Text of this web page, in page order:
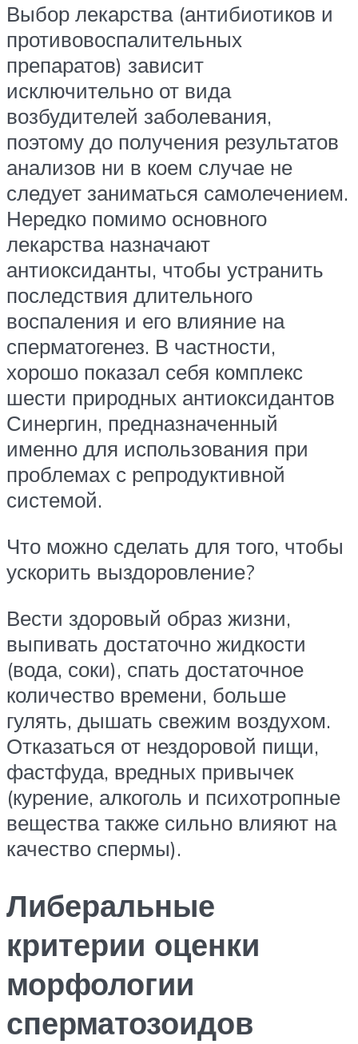
Выбор лекарства (антибиотиков и
противовоспалительных
препаратов) зависит
исключительно от вида
возбудителей заболевания,
поэтому до получения результатов
анализов ни в коем случае не
следует заниматься самолечением.
Нередко помимо основного
лекарства назначают
антиоксиданты, чтобы устранить
последствия длительного
воспаления и его влияние на
сперматогенез. В частности,
хорошо показал себя комплекс
шести природных антиоксидантов
Синергин, предназначенный
именно для использования при
проблемах с репродуктивной
системой.
Что можно сделать для того, чтобы
ускорить выздоровление?
Вести здоровый образ жизни,
выпивать достаточно жидкости
(вода, соки), спать достаточное
количество времени, больше
гулять, дышать свежим воздухом.
Отказаться от нездоровой пищи,
фастфуда, вредных привычек
(курение, алкоголь и психотропные
вещества также сильно влияют на
качество спермы).
Либеральные
критерии оценки
морфологии
сперматозоидов